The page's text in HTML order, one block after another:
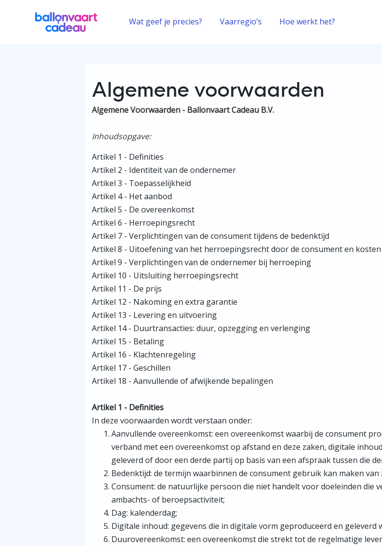
Wat geef je precies? Vaarregio’s Hoe werkt het?
Algemene voorwaarden
Algemene Voorwaarden - Ballonvaart Cadeau B.V.
Inhoudsopgave:
Artikel 1 - Definities
Artikel 2 - Identiteit van de ondernemer
Artikel 3 - Toepasselijkheid
Artikel 4 - Het aanbod
Artikel 5 - De overeenkomst
Artikel 6 - Herroepingsrecht
Artikel 7 - Verplichtingen van de consument tijdens de bedenktijd
Artikel 8 - Uitoefening van het herroepingsrecht door de consument en
Artikel 9 - Verplichtingen van de ondernemer bij herroeping
Artikel 10 - Uitsluiting herroepingsrecht
Artikel 11 - De prijs
Artikel 12 - Nakoming en extra garantie
Artikel 13 - Levering en uitvoering
Artikel 14 - Duurtransacties: duur, opzegging en verlenging
Artikel 15 - Betaling
Artikel 16 - Klachtenregeling
Artikel 17 - Geschillen
Artikel 18 - Aanvullende of afwijkende bepalingen
Artikel 1 - Definities
In deze voorwaarden wordt verstaan onder:
Aanvullende overeenkomst: een overeenkomst waarbij de consument
verband met een overeenkomst op afstand en deze zaken, digitale
geleverd of door een derde partij op basis van een afspraak tussen die
Bedenktijd: de termijn waarbinnen de consument gebruik kan maken
Consument: de natuurlijke persoon die niet handelt voor doeleinden die
ambachts- of beroepsactiviteit;
Dag: kalenderdag;
Digitale inhoud: gegevens die in digitale vorm geproduceerd en geleverd
Duurovereenkomst: een overeenkomst die strekt tot de regelmatige